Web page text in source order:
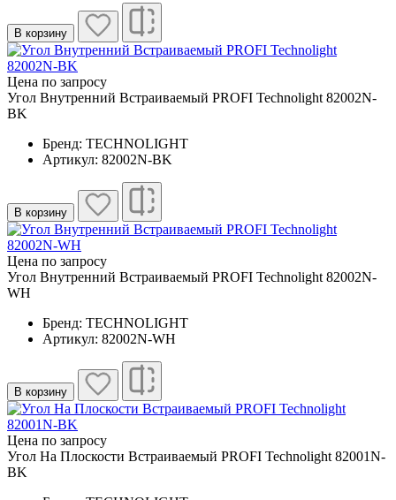
В корзину
Цена по запросу
Угол Внутренний Встраиваемый PROFI Technolight 82002N-
BK
Бренд: TECHNOLIGHT
Артикул: 82002N-BK
В корзину
Цена по запросу
Угол Внутренний Встраиваемый PROFI Technolight 82002N-
WH
Бренд: TECHNOLIGHT
Артикул: 82002N-WH
В корзину
Цена по запросу
Угол На Плоскости Встраиваемый PROFI Technolight 82001N-
BK